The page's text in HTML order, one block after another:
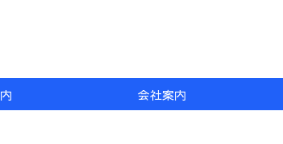
会社案内